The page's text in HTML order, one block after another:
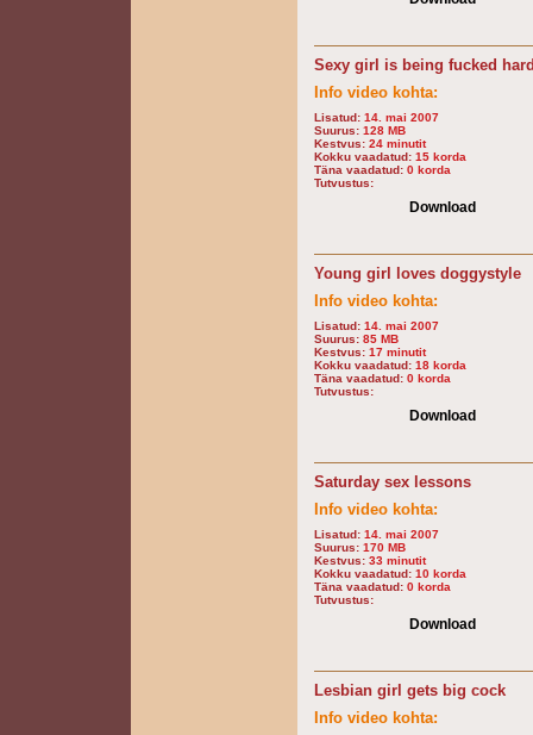
Sexy girl is being fucked
Info video kohta:
Lisatud: 14. mai 2007
Suurus: 128 MB
Kestvus: 24 minutit
Kokku vaadatud: 15 korda
Täna vaadatud: 0 korda
Tutvustus:
Download
Young girl loves doggystyle
Info video kohta:
Lisatud: 14. mai 2007
Suurus: 85 MB
Kestvus: 17 minutit
Kokku vaadatud: 18 korda
Täna vaadatud: 0 korda
Tutvustus:
Download
Saturday sex lessons
Info video kohta:
Lisatud: 14. mai 2007
Suurus: 170 MB
Kestvus: 33 minutit
Kokku vaadatud: 10 korda
Täna vaadatud: 0 korda
Tutvustus:
Download
Lesbian girl gets big cock
Info video kohta: